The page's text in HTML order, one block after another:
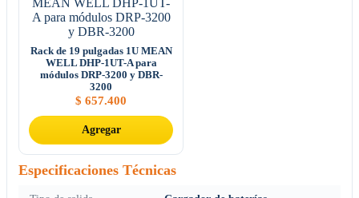
Rack de 19 pulgadas 1U MEAN
WELL DHP-1UT-A para
módulos DRP-3200 y DBR-
3200
$ 657.400
Agregar
Especificaciones Técnicas